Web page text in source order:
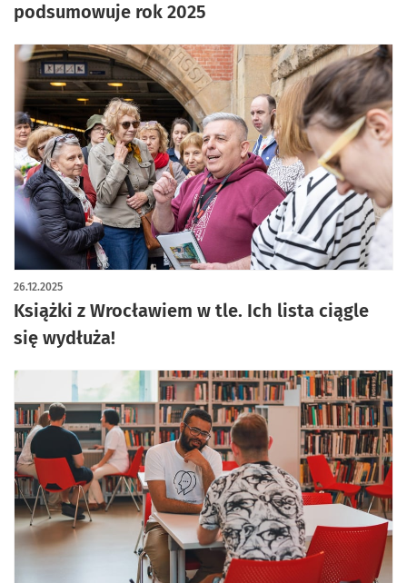
podsumowuje rok 2025
Książki z Wrocławiem w tle. Ich lista ciągle
się wydłuża!
26.12.2025